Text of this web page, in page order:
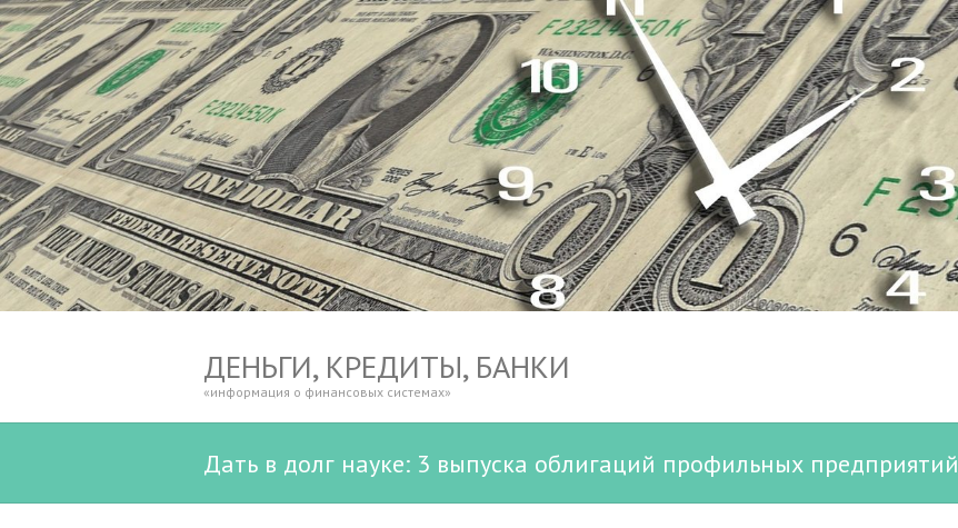
ДЕНЬГИ, КРЕДИТЫ, БАНКИ
«информация о финансовых системах»
Дать в долг науке: 3 выпуска облигаций профильных предприятий